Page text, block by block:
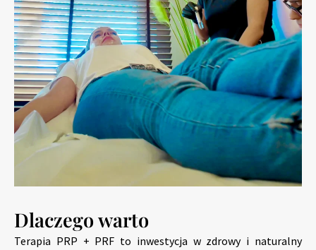
Dlaczego warto
Terapia PRP + PRF to inwestycja w zdrowy i naturalny